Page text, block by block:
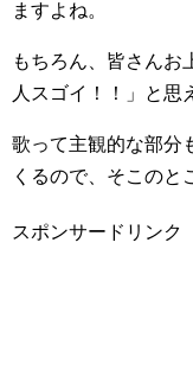
ますよね。
もちろん、皆さんお
人スゴイ！！」と思
歌って主観的な部分
くるので、そこのと
スポンサードリンク